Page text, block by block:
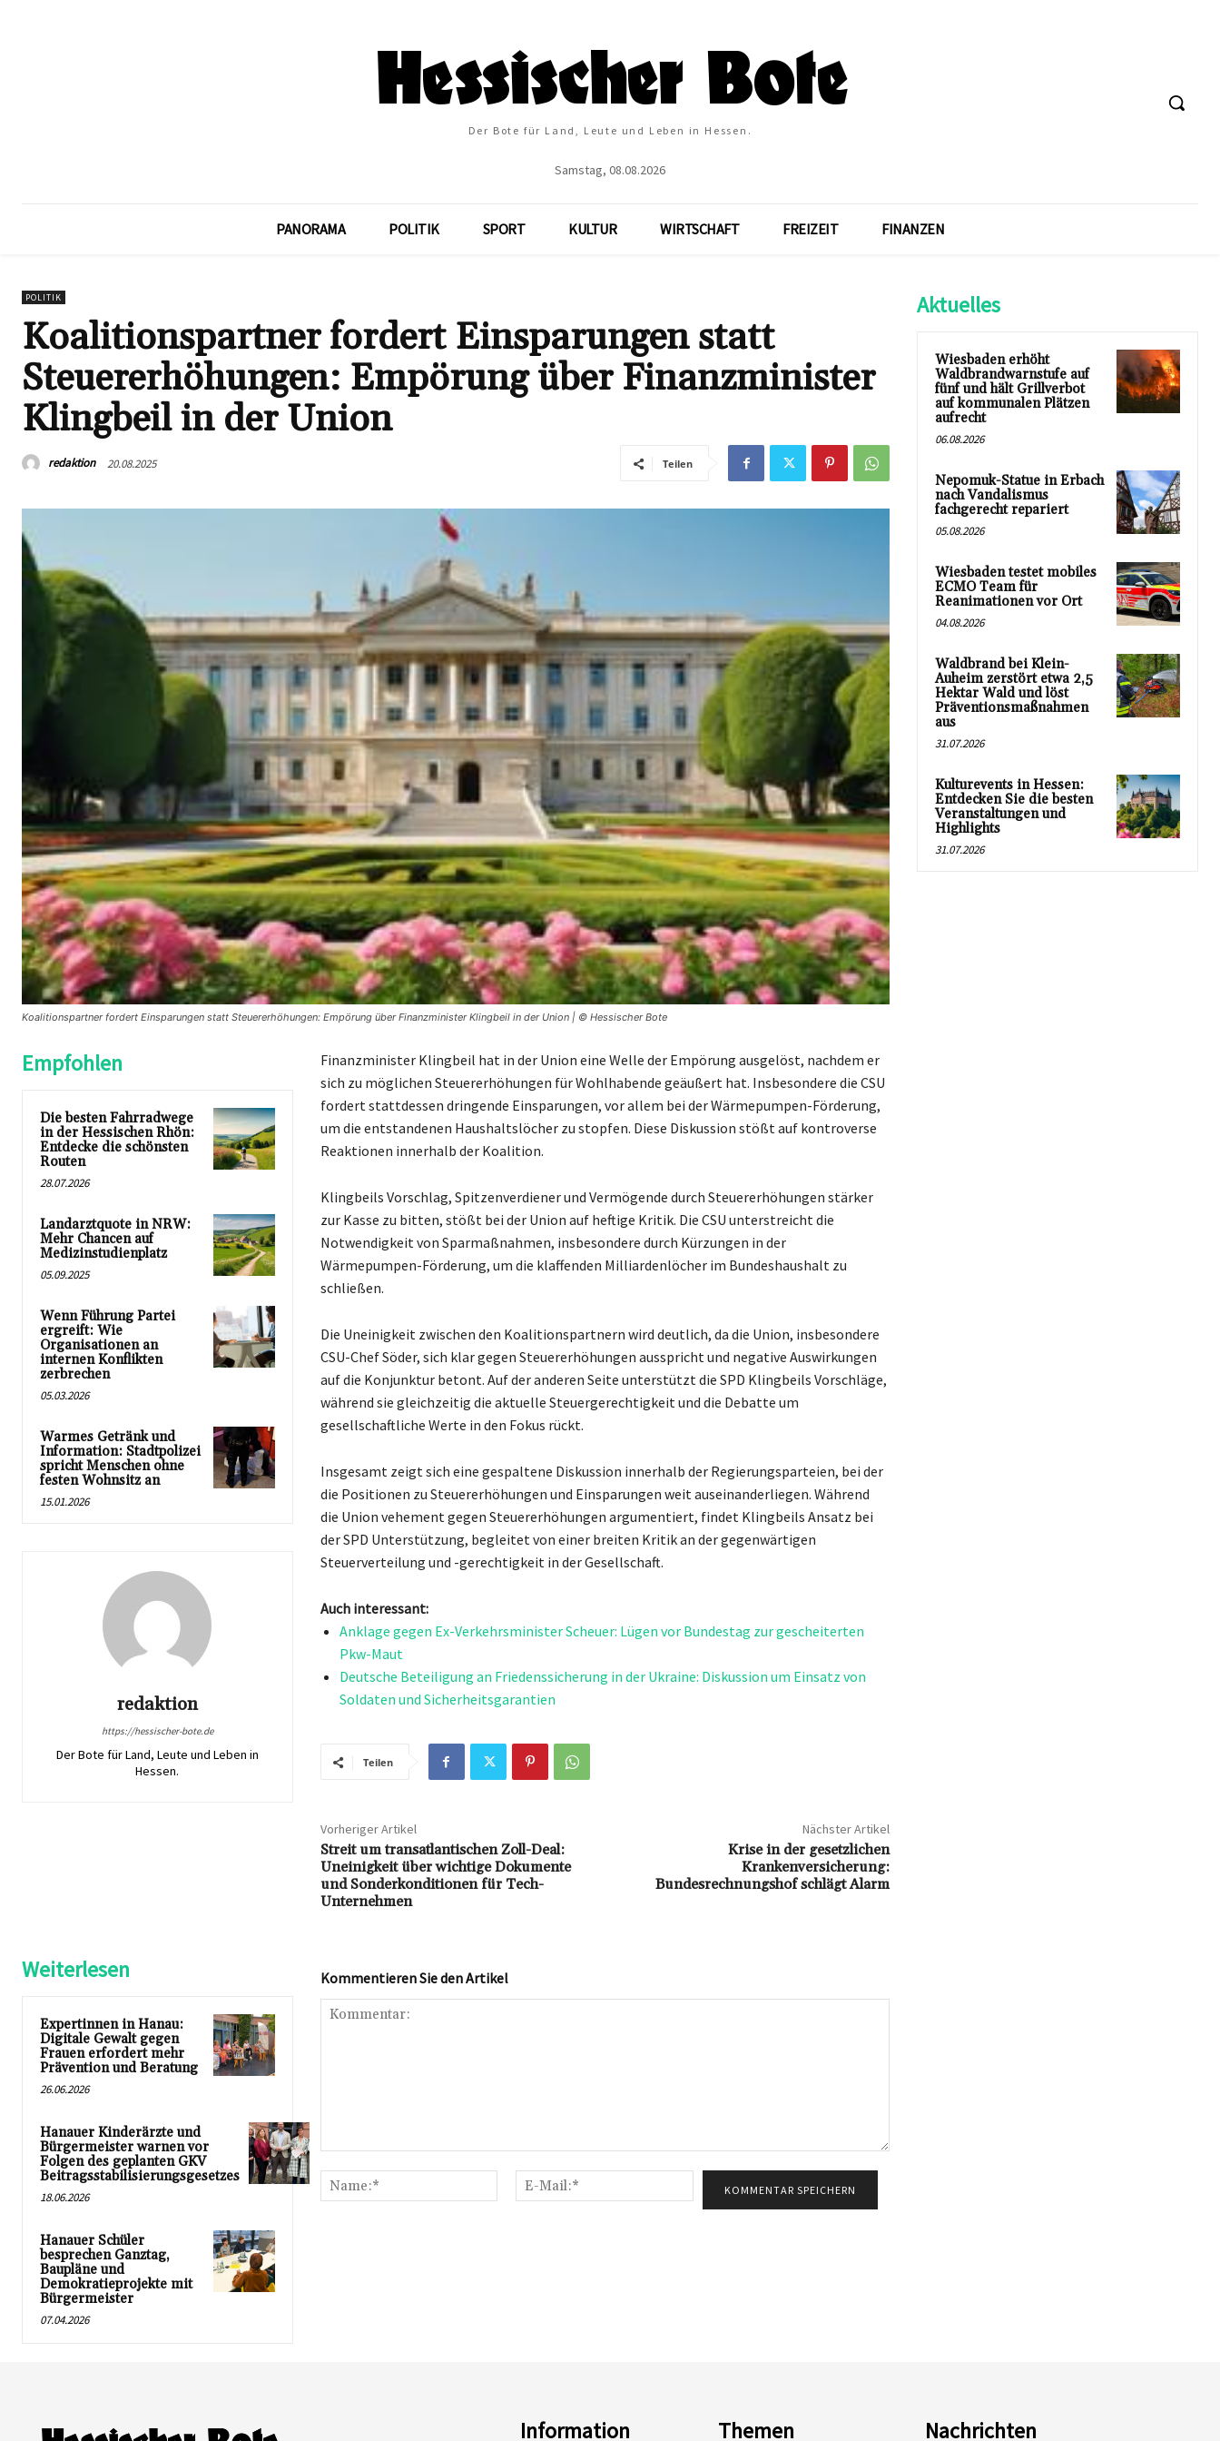
Der Bote für Land, Leute und Leben in Hessen.
Samstag, 08.08.2026
PANORAMA POLITIK SPORT KULTUR WIRTSCHAFT FREIZEIT FINANZEN
POLITIK
Koalitionspartner fordert Einsparungen statt
Steuererhöhungen: Empörung über Finanzminister
Klingbeil in der Union
redaktion 20.08.2025 Teilen
Koalitionspartner fordert Einsparungen statt Steuererhöhungen: Empörung über Finanzminister Klingbeil in der Union | © Hessischer Bote
Empfohlen
Die besten Fahrradwege
in der Hessischen Rhön:
Entdecke die schönsten
Routen
28.07.2026
Landarztquote in NRW:
Mehr Chancen auf
Medizinstudienplatz
05.09.2025
Wenn Führung Partei
ergreift: Wie
Organisationen an
internen Konflikten
zerbrechen
05.03.2026
Warmes Getränk und
Information: Stadtpolizei
spricht Menschen ohne
festen Wohnsitz an
15.01.2026
redaktion
https://hessischer-bote.de
Der Bote für Land, Leute und Leben in
Hessen.
Finanzminister Klingbeil hat in der Union eine Welle der Empörung ausgelöst, nachdem er
sich zu möglichen Steuererhöhungen für Wohlhabende geäußert hat. Insbesondere die CSU
fordert stattdessen dringende Einsparungen, vor allem bei der Wärmepumpen-Förderung,
um die entstandenen Haushaltslöcher zu stopfen. Diese Diskussion stößt auf kontroverse
Reaktionen innerhalb der Koalition.
Klingbeils Vorschlag, Spitzenverdiener und Vermögende durch Steuererhöhungen stärker
zur Kasse zu bitten, stößt bei der Union auf heftige Kritik. Die CSU unterstreicht die
Notwendigkeit von Sparmaßnahmen, insbesondere durch Kürzungen in der
Wärmepumpen-Förderung, um die klaffenden Milliardenlöcher im Bundeshaushalt zu
schließen.
Die Uneinigkeit zwischen den Koalitionspartnern wird deutlich, da die Union, insbesondere
CSU-Chef Söder, sich klar gegen Steuererhöhungen ausspricht und negative Auswirkungen
auf die Konjunktur betont. Auf der anderen Seite unterstützt die SPD Klingbeils Vorschläge,
während sie gleichzeitig die aktuelle Steuergerechtigkeit und die Debatte um
gesellschaftliche Werte in den Fokus rückt.
Insgesamt zeigt sich eine gespaltene Diskussion innerhalb der Regierungsparteien, bei der
die Positionen zu Steuererhöhungen und Einsparungen weit auseinanderliegen. Während
die Union vehement gegen Steuererhöhungen argumentiert, findet Klingbeils Ansatz bei
der SPD Unterstützung, begleitet von einer breiten Kritik an der gegenwärtigen
Steuerverteilung und -gerechtigkeit in der Gesellschaft.
Auch interessant:
Anklage gegen Ex-Verkehrsminister Scheuer: Lügen vor Bundestag zur gescheiterten
Pkw-Maut
Deutsche Beteiligung an Friedenssicherung in der Ukraine: Diskussion um Einsatz von
Soldaten und Sicherheitsgarantien
Teilen
Vorheriger Artikel
Streit um transatlantischen Zoll-Deal:
Uneinigkeit über wichtige Dokumente
und Sonderkonditionen für Tech-
Unternehmen
Nächster Artikel
Krise in der gesetzlichen
Krankenversicherung:
Bundesrechnungshof schlägt Alarm
Weiterlesen
Expertinnen in Hanau:
Digitale Gewalt gegen
Frauen erfordert mehr
Prävention und Beratung
26.06.2026
Hanauer Kinderärzte und
Bürgermeister warnen vor
Folgen des geplanten GKV
Beitragsstabilisierungsgesetzes
18.06.2026
Hanauer Schüler
besprechen Ganztag,
Baupläne und
Demokratieprojekte mit
Bürgermeister
07.04.2026
Kommentieren Sie den Artikel
Name:*
Mail:*
Aktuelles
Wiesbaden erhöht
Waldbrandwarnstufe auf
fünf und hält Grillverbot
auf kommunalen Plätzen
aufrecht
06.08.2026
Nepomuk-Statue in Erbach
nach Vandalismus
fachgerecht repariert
05.08.2026
Wiesbaden testet mobiles
ECMO Team für
Reanimationen vor Ort
04.08.2026
Waldbrand bei Klein-
Auheim zerstört etwa 2,5
Hektar Wald und löst
Präventionsmaßnahmen
aus
31.07.2026
Kulturevents in Hessen:
Entdecken Sie die besten
Veranstaltungen und
Highlights
31.07.2026
Information Themen Nachrichten